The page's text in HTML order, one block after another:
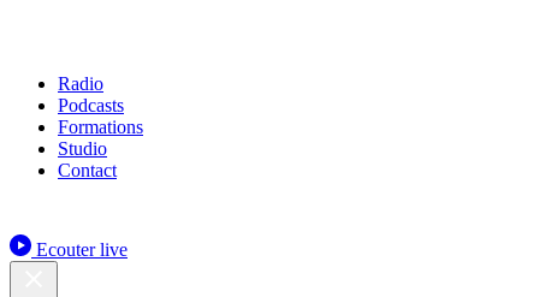
Radio
Podcasts
Formations
Studio
Contact
Ecouter live